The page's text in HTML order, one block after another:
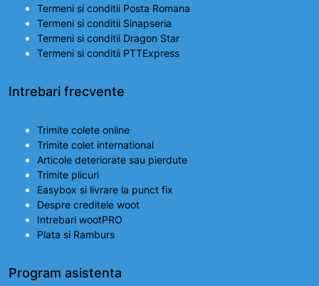
Termeni si conditii Posta Romana
Termeni si conditii Sinapseria
Termeni si conditii Dragon Star
Termeni si conditii PTTExpress
Intrebari frecvente
Trimite colete online
Trimite colet international
Articole deteriorate sau pierdute
Trimite plicuri
Easybox si livrare la punct fix
Despre creditele woot
Intrebari wootPRO
Plata si Ramburs
Program asistenta